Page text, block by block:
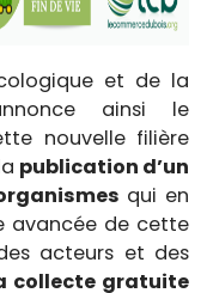
et de la
ainsi le
nouvelle filière
publication d’un
qui en
avancée de cette
acteurs et des
collecte gratuite